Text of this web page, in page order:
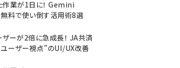
作業が1日に！ Gemini
料で使い倒す活用術8選
ザーが2倍に急成長！ JA共済
ユーザー視点”のUI/UX改善